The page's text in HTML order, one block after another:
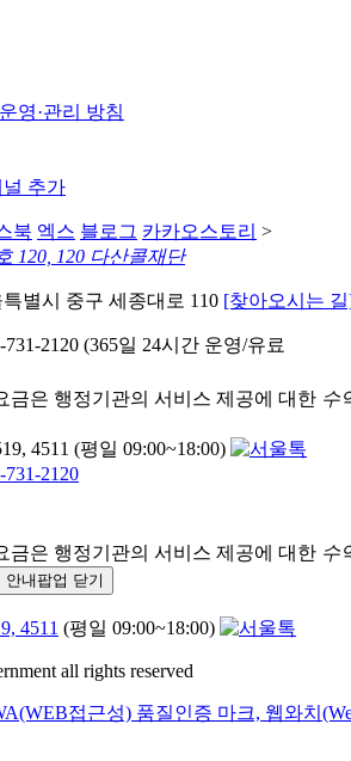
영·관리 방침
추가
북 엑스 블로그 카카오스토리 >
120, 120 다산콜재단
별시 중구 세종대로 110 [찾아오시는
2120 (365일 24시간 운영/유료
금은 행정기관의 서비스 제공에 대한 수
4511 (평일 09:00~18:00)
731-2120
금은 행정기관의 서비스 제공에 대한 수
안내팝업 닫기
4511 (평일 09:00~18:00)
all rights reserved